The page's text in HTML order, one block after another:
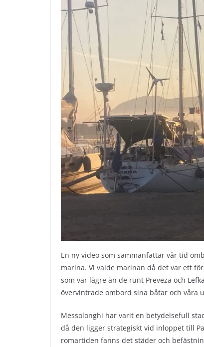
En ny video som sammanfattar vår tid
marina. Vi valde marinan då det var ett
som var lägre än de runt Preveza och
övervintrade ombord sina båtar och våra
Messolonghi har varit en betydelsefull
då den ligger strategiskt vid inloppet till
romartiden fanns det städer och